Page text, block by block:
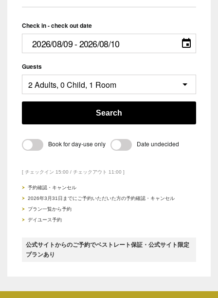
Check in - check out date
Guests
Search
Book for day-use only Date undecided
[ チェックイン 15:00 / チェックアウト 11:00 ]
予約確認・キャンセル
2026年3月31日までにご予約いただいた方の予約確認・キャンセル
プラン一覧から予約
デイユース予約
公式サイトからのご予約でベストレート保証・公式サイト限定
プランあり